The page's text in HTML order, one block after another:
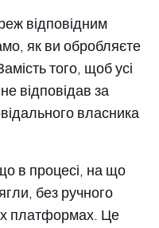
відповідним
як ви обробляєте
того, щоб усі
відповідав за
власника
в процесі, на що
без ручного
платформах. Це